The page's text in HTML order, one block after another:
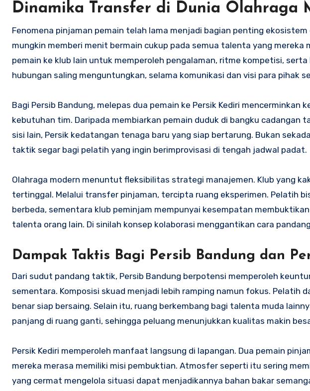
Dinamika Transfer di Dunia Olahraga
Fenomena pinjaman pemain telah lama menjadi bagian penting
mungkin memberi menit bermain cukup pada semua talenta yang mereka
pemain ke klub lain untuk memperoleh pengalaman, ritme kompetisi,
hubungan saling menguntungkan, selama komunikasi dan visi para pihak
Bagi Persib Bandung, melepas dua pemain ke Persik Kediri mencerminkan
kebutuhan tim. Daripada membiarkan pemain duduk di bangku cadangan
sisi lain, Persik kedatangan tenaga baru yang siap bertarung. Bukan
taktik segar bagi pelatih yang ingin berimprovisasi di tengah jadwal padat.
Olahraga modern menuntut fleksibilitas strategi manajemen. Klub yang
tertinggal. Melalui transfer pinjaman, tercipta ruang eksperimen. Pelatih
berbeda, sementara klub peminjam mempunyai kesempatan
talenta orang lain. Di sinilah konsep kolaborasi menggantikan cara
Dampak Taktis Bagi Persib Bandung dan
Dari sudut pandang taktik, Persib Bandung berpotensi memperoleh
sementara. Komposisi skuad menjadi lebih ramping namun fokus. Pelatih
benar siap bersaing. Selain itu, ruang berkembang bagi talenta muda
panjang di ruang ganti, sehingga peluang menunjukkan kualitas makin
Persik Kediri memperoleh manfaat langsung di lapangan. Dua pemain
mereka merasa memiliki misi pembuktian. Atmosfer seperti itu sering
yang cermat mengelola situasi dapat menjadikannya bahan bakar